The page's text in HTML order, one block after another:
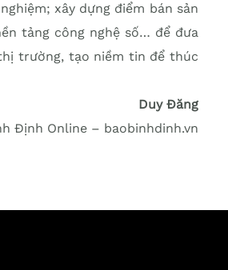
xây dựng điểm bán sản
tảng công nghệ số… để đưa
trường, tạo niềm tin để thúc
Duy Đăng
Định Online – baobinhdinh.vn